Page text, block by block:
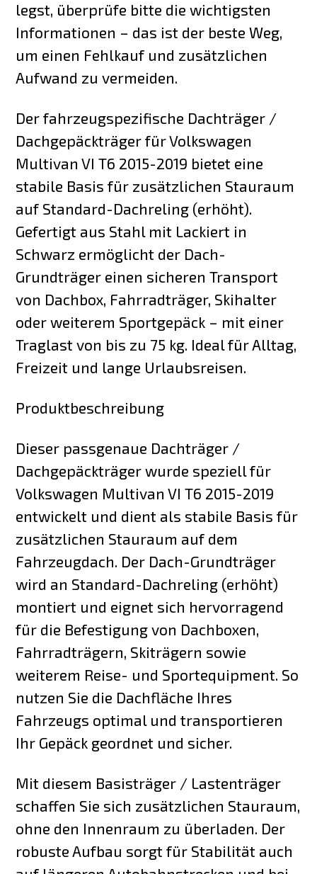
legst, überprüfe bitte die wichtigsten
Informationen – das ist der beste Weg,
um einen Fehlkauf und zusätzlichen
Aufwand zu vermeiden.
Der fahrzeugspezifische Dachträger /
Dachgepäckträger für Volkswagen
Multivan VI T6 2015-2019 bietet eine
stabile Basis für zusätzlichen Stauraum
auf Standard-Dachreling (erhöht).
Gefertigt aus Stahl mit Lackiert in
Schwarz ermöglicht der Dach-
Grundträger einen sicheren Transport
von Dachbox, Fahrradträger, Skihalter
oder weiterem Sportgepäck – mit einer
Traglast von bis zu 75 kg. Ideal für Alltag,
Freizeit und lange Urlaubsreisen.
Produktbeschreibung
Dieser passgenaue Dachträger /
Dachgepäckträger wurde speziell für
Volkswagen Multivan VI T6 2015-2019
entwickelt und dient als stabile Basis für
zusätzlichen Stauraum auf dem
Fahrzeugdach. Der Dach-Grundträger
wird an Standard-Dachreling (erhöht)
montiert und eignet sich hervorragend
für die Befestigung von Dachboxen,
Fahrradträgern, Skiträgern sowie
weiterem Reise- und Sportequipment. So
nutzen Sie die Dachfläche Ihres
Fahrzeugs optimal und transportieren
Ihr Gepäck geordnet und sicher.
Mit diesem Basisträger / Lastenträger
schaffen Sie sich zusätzlichen Stauraum,
ohne den Innenraum zu überladen. Der
robuste Aufbau sorgt für Stabilität auch